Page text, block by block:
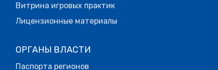
Витрина игровых практик
Лицензионные материалы
ОРГАНЫ ВЛАСТИ
Паспорта регионов